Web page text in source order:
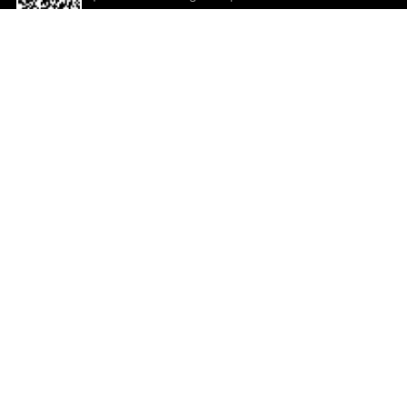
descargar la aplicación!